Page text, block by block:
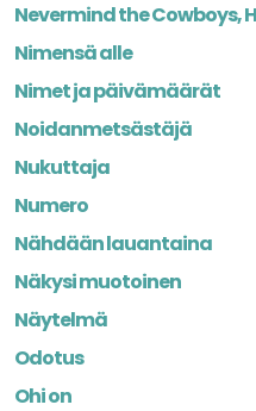
Nevermind the Cowboys,
Nimensä alle
Nimet ja päivämäärät
Noidanmetsästäjä
Nukuttaja
Numero
Nähdään lauantaina
Näkysi muotoinen
Näytelmä
Odotus
Ohi on